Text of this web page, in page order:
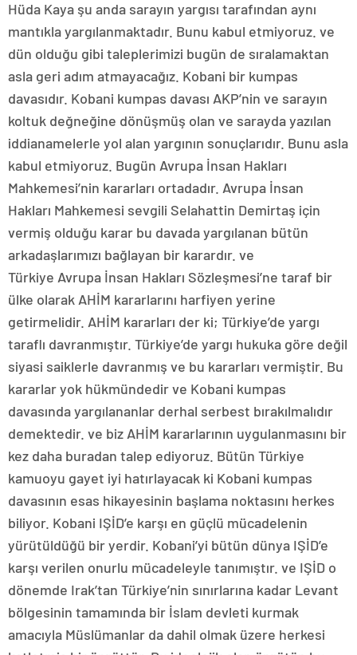
Hüda Kaya şu anda sarayın yargısı tarafından aynı
mantıkla yargılanmaktadır. Bunu kabul etmiyoruz. ve
dün olduğu gibi taleplerimizi bugün de sıralamaktan
asla geri adım atmayacağız. Kobani bir kumpas
davasıdır. Kobani kumpas davası AKP’nin ve sarayın
koltuk değneğine dönüşmüş olan ve sarayda yazılan
iddianamelerle yol alan yargının sonuçlarıdır. Bunu asla
kabul etmiyoruz. Bugün Avrupa İnsan Hakları
Mahkemesi’nin kararları ortadadır. Avrupa İnsan
Hakları Mahkemesi sevgili Selahattin Demirtaş için
vermiş olduğu karar bu davada yargılanan bütün
arkadaşlarımızı bağlayan bir karardır. ve
Türkiye Avrupa İnsan Hakları Sözleşmesi’ne taraf bir
ülke olarak AHİM kararlarını harfiyen yerine
getirmelidir. AHİM kararları der ki; Türkiye’de yargı
taraflı davranmıştır. Türkiye’de yargı hukuka göre değil
siyasi saiklerle davranmış ve bu kararları vermiştir. Bu
kararlar yok hükmündedir ve Kobani kumpas
davasında yargılananlar derhal serbest bırakılmalıdır
demektedir. ve biz AHİM kararlarının uygulanmasını bir
kez daha buradan talep ediyoruz. Bütün Türkiye
kamuoyu gayet iyi hatırlayacak ki Kobani kumpas
davasının esas hikayesinin başlama noktasını herkes
biliyor. Kobani IŞİD’e karşı en güçlü mücadelenin
yürütüldüğü bir yerdir. Kobani’yi bütün dünya IŞİD’e
karşı verilen onurlu mücadeleyle tanımıştır. ve IŞİD o
dönemde Irak’tan Türkiye’nin sınırlarına kadar Levant
bölgesinin tamamında bir İslam devleti kurmak
amacıyla Müslümanlar da dahil olmak üzere herkesi